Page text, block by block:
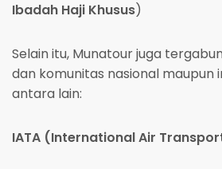
Ibadah Haji Khusus)
Selain itu, Munatour juga
dan komunitas nasional maupun
antara lain:
IATA (International Air